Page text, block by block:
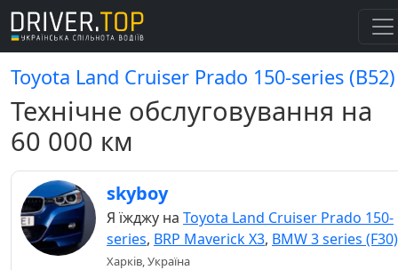
Toyota Land Cruiser Prado 150-series (B52)
Технічне обслуговування на
60 000 км
skyboy
Я їжджу на Toyota Land Cruiser Prado 150-
series, BRP Maverick X3, BMW 3 series (F30)
Харків, Україна